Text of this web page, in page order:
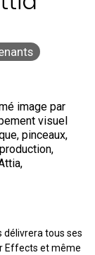
image par
visuel
pinceaux,
délivrera tous ses
Effects et même